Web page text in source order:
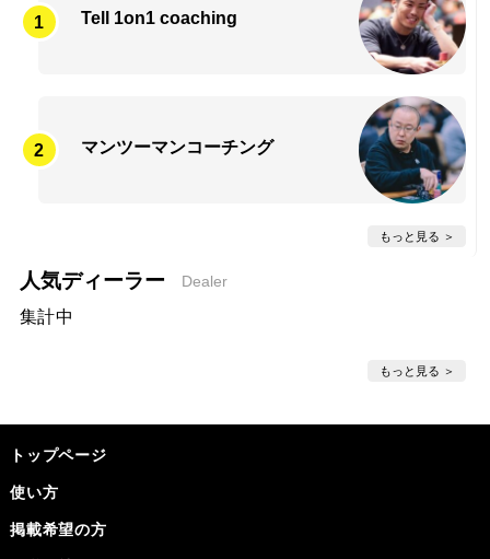
Tell 1on1 coaching
マンツーマンコーチング
もっと見る
人気ディーラー Dealer
集計中
もっと見る
トップページ
使い方
掲載希望の方